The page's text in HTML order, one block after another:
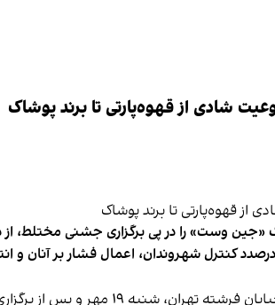
شادی از قهوه‌پارتی تا برند پوشاک
«جین وست» را در پی برگزاری جشنی مختلط،
کنترل شهروندان، اعمال فشار بر آنان و